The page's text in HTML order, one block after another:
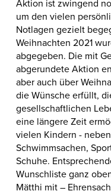
Aktion ist zwingend
um den vielen
Notlagen gezielt
Weihnachten 2021
abgegeben. Die mit
abgerundete Aktion
aber auch über
die Wünsche erfüllt,
gesellschaftlichen
eine längere Zeit
vielen Kindern -
Schwimmsachen,
Schuhe.
Wunschliste ganz
Mätthi mit –